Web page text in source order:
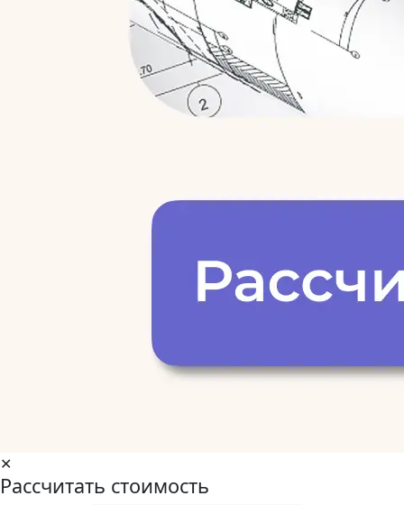
✕
Рассчитать стоимость